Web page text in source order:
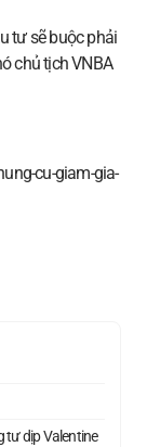
tư sẽ buộc phải
chủ tịch VNBA
cu-giam-gia-
tư dịp Valentine